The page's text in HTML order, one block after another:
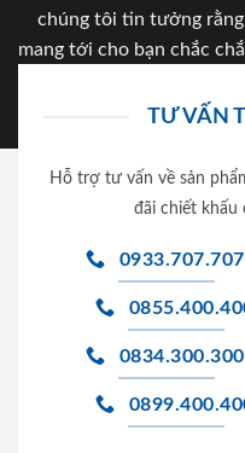
chúng tôi tin tưởng
mang tới cho bạn chắc
TƯ VẤN
Hỗ trợ tư vấn về sản
đãi chiết khấu
0933.707.707
0834.300.300